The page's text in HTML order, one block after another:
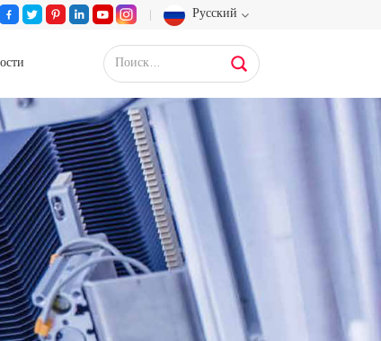
Русский
English
Français
Deutsch
Русский
Español
Português